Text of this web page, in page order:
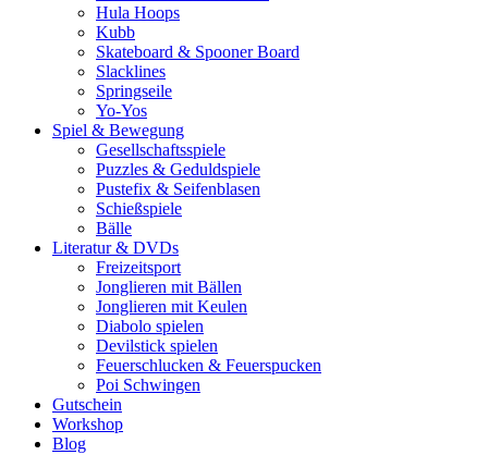
Hula Hoops
Kubb
Skateboard & Spooner Board
Slacklines
Springseile
Yo-Yos
Spiel & Bewegung
Gesellschaftsspiele
Puzzles & Geduldspiele
Pustefix & Seifenblasen
Schießspiele
Bälle
Literatur & DVDs
Freizeitsport
Jonglieren mit Bällen
Jonglieren mit Keulen
Diabolo spielen
Devilstick spielen
Feuerschlucken & Feuerspucken
Poi Schwingen
Gutschein
Workshop
Blog